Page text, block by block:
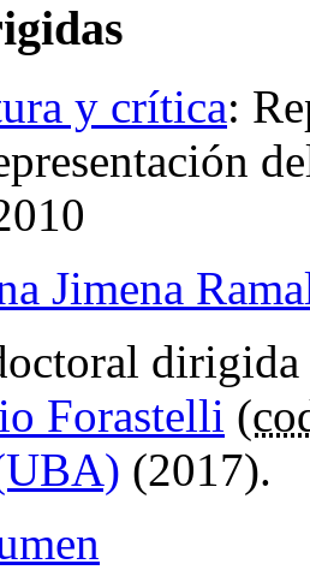
y crítica:
Jimena
dirigida
Forastelli (
(2017).